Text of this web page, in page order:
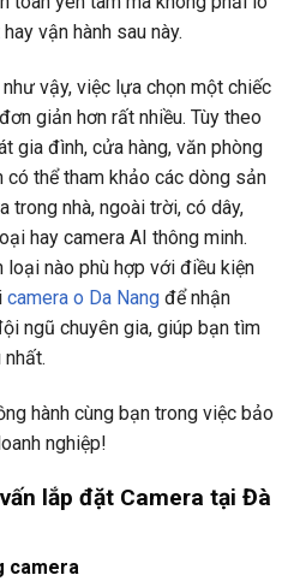
vận hành sau này.
vậy, việc lựa chọn một chiếc
giản hơn rất nhiều. Tùy theo
gia đình, cửa hàng, văn phòng
có thể tham khảo các dòng sản
trong nhà, ngoài trời, có dây,
hay camera AI thông minh.
loại nào phù hợp với điều kiện
camera o Da Nang để nhận
ngũ chuyên gia, giúp bạn tìm
hành cùng bạn trong việc bảo
nghiệp!
lắp đặt Camera tại Đà
camera